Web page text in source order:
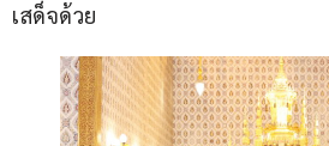
เสด็จด้วย